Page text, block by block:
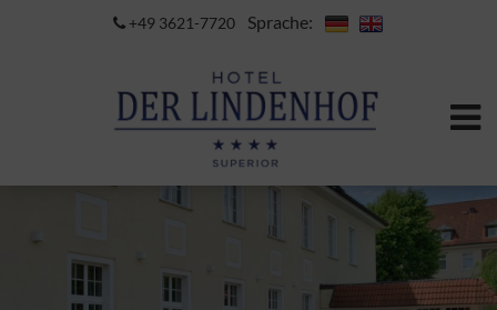
+49 3621-7720 Sprache: